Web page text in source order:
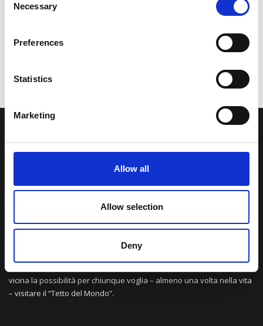
Selection
Necessary
Preferences
Statistics
Marketing
Allow all
Allow selection
Deny
Una comunità di appassionati della cultura tibetana che hanno
avuto modo di viaggiare e conoscere questa meravigliosa regione.
paesaggi e la sua gente è capace di riempire il cuore.
vicina la possibilità per chiunque voglia – almeno una volta nella vita
– visitare il “Tetto del Mondo”.